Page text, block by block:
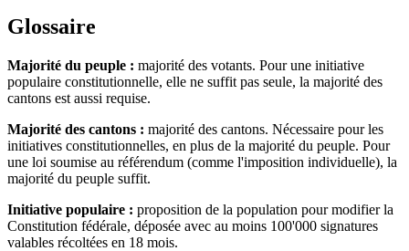
Glossaire
Majorité du peuple : majorité des votants. Pour une initiative
populaire constitutionnelle, elle ne suffit pas seule, la majorité des
cantons est aussi requise.
Majorité des cantons : majorité des cantons. Nécessaire pour les
initiatives constitutionnelles, en plus de la majorité du peuple. Pour
une loi soumise au référendum (comme l'imposition individuelle), la
majorité du peuple suffit.
Initiative populaire : proposition de la population pour modifier la
Constitution fédérale, déposée avec au moins 100'000 signatures
valables récoltées en 18 mois.